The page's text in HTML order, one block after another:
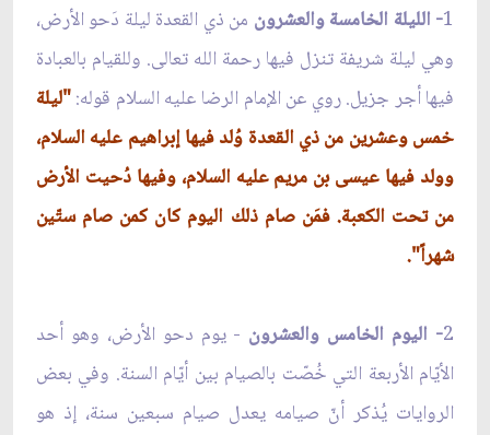
1- الليلة الخامسة والعشرون من ذي القعدة ليلة دَحو الأرض،
وهي ليلة شريفة تنزل فيها رحمة الله تعالى. وللقيام بالعبادة
فيها أجر جزيل. روي عن الإمام الرضا عليه السلام قوله:"ليلة
خمس وعشرين من ذي القعدة وُلد فيها إبراهيم عليه السلام،
وولد فيها عيسى بن مريم عليه السلام، وفيها دُحيت الأرض
من تحت الكعبة. فمَن صام ذلك اليوم كان كمن صام ستّين
شهراً".
2- اليوم الخامس والعشرون - يوم دحو الأرض، وهو أحد
الأيّام الأربعة التي خُصّت بالصيام بين أيّام السنة. وفي بعض
الروايات يُذكر أنّ صيامه يعدل صيام سبعين سنة، إذ هو